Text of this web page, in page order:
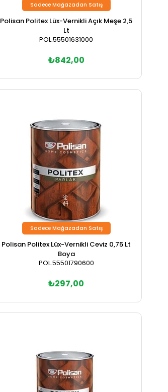
Polisan Politex Lüx-Vernikli Açık Meşe 2,5
Lt
POL.55501631000
₺842,00
Sadece Mağazadan Satış
Polisan Politex Lüx-Vernikli Ceviz 0,75 Lt
Boya
POL.55501790600
₺297,00
Sadece Mağazadan Satış